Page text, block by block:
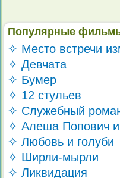
Популярные
✧ Место встречи
✧ Девчата
✧ Бумер
✧ 12 стульев
✧ Служебный
✧ Алеша Попович и
✧ Любовь и голуби
✧ Ширли-мырли
✧ Ликвидация